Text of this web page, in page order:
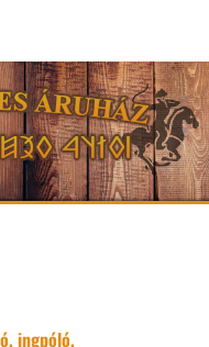
ingpóló,